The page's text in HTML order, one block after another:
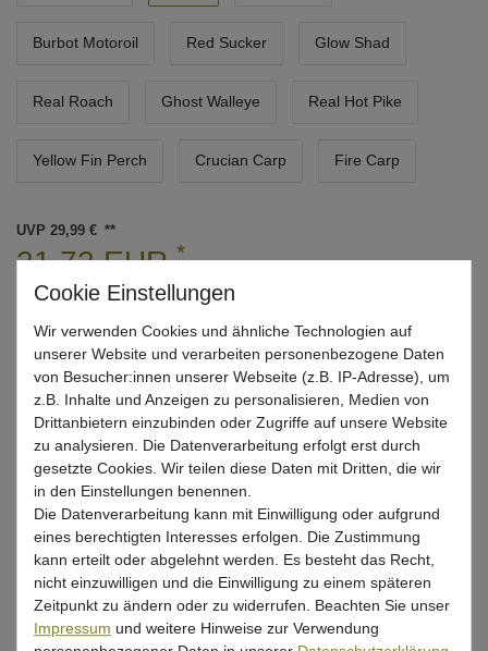
Burbot Motoroil Red Sucker Glow Shad
Real Roach Ghost Walleye Real Hot Pike
Yellow Fin Perch Crucian Carp Fire Carp
UVP 29,99 €
21,72 EUR*
* inkl. ges. MwSt. zzgl.Versandkosten
Informationen zur Berechnung des Liefertermins hier
Nur noch 5 Stück verfügbar
In den Warenkorb
Wir verwenden Cookies und ähnliche Technologien auf
unserer Website und verarbeiten personenbezogene Daten
von Besucher:innen unserer Webseite (z.B. IP-Adresse), um
z.B. Inhalte und Anzeigen zu personalisieren, Medien von
Drittanbietern einzubinden oder Zugriffe auf unsere Website
zu analysieren. Die Datenverarbeitung erfolgt erst durch
gesetzte Cookies. Wir teilen diese Daten mit Dritten, die wir
in den Einstellungen benennen.
Die Datenverarbeitung kann mit Einwilligung oder aufgrund
eines berechtigten Interesses erfolgen. Die Zustimmung
kann erteilt oder abgelehnt werden. Es besteht das Recht,
nicht einzuwilligen und die Einwilligung zu einem späteren
Zeitpunkt zu ändern oder zu widerrufen. Beachten Sie unser
Impressum und weitere Hinweise zur Verwendung